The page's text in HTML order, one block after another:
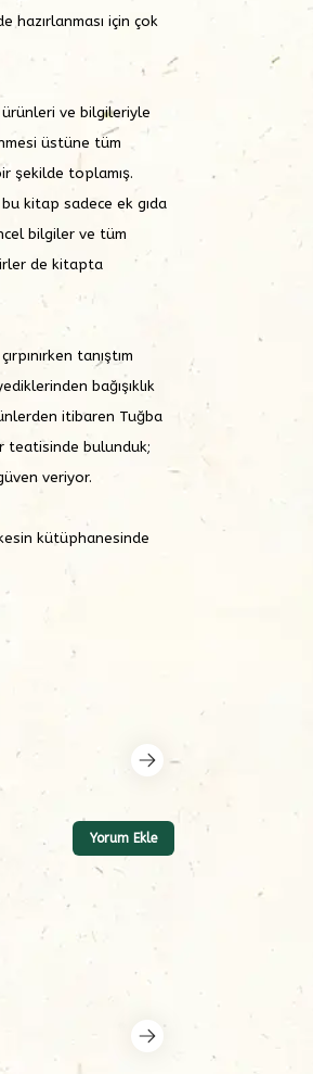
hazırlanması için çok
ürünleri ve bilgileriyle
üstüne tüm
şekilde toplamış.
kitap sadece ek gıda
bilgiler ve tüm
de kitapta
tanıştım
bağışıklık
itibaren Tuğba
teatisinde bulunduk;
veriyor.
kütüphanesinde
Yorum Ekle